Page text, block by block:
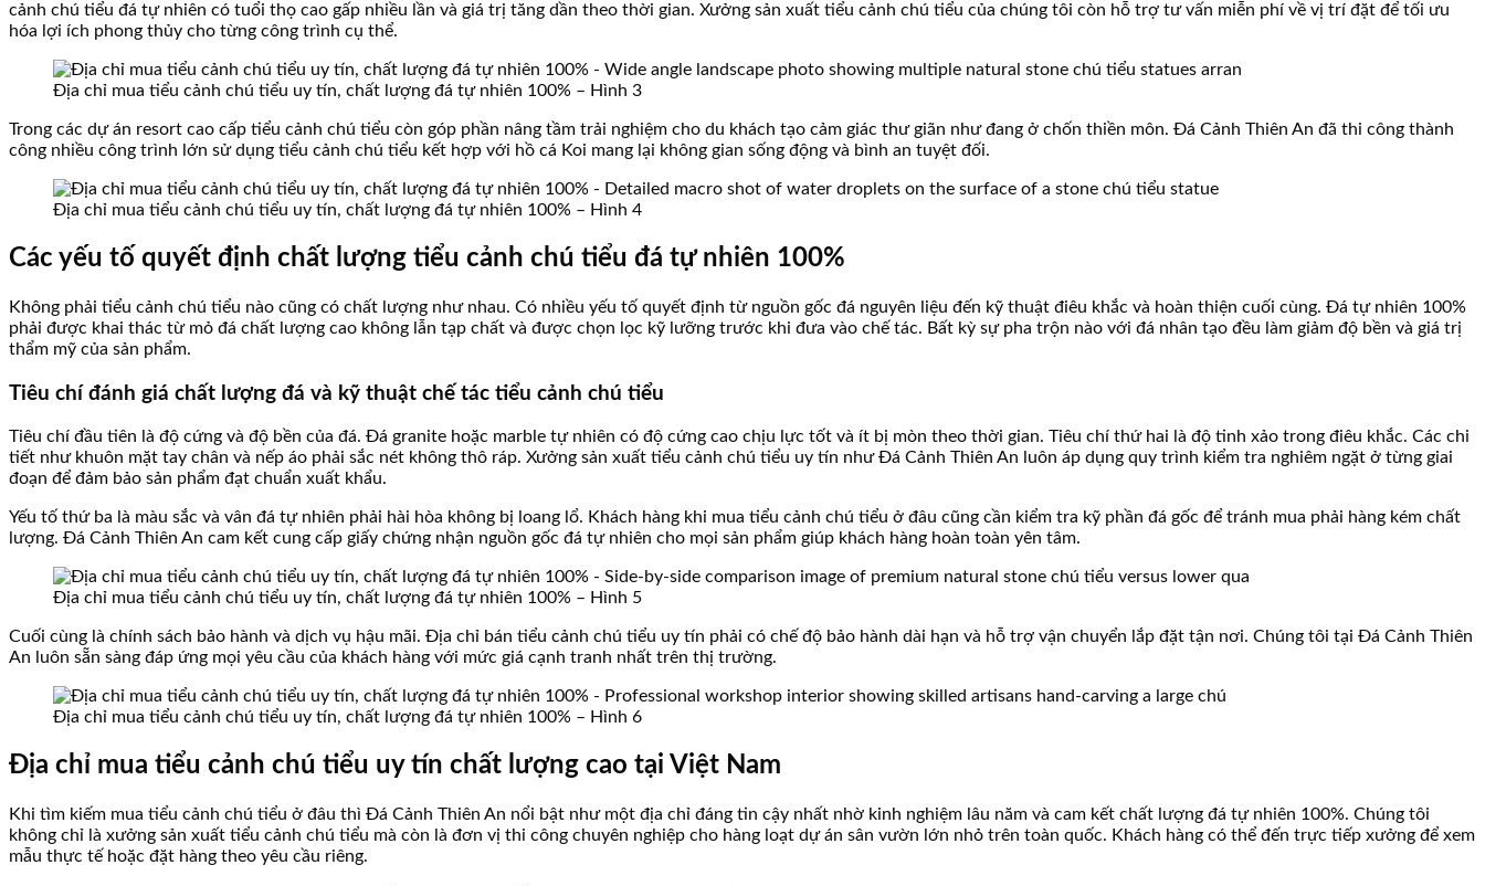
cảnh chú tiểu đá tự nhiên có tuổi thọ cao gấp nhiều lần và giá trị tăng dần theo thời gian. Xưởng sản xuất tiểu cảnh chú tiểu của chúng tôi còn hỗ trợ tư vấn miễn phí về vị trí đặt để tối ưu
hóa lợi ích phong thủy cho từng công trình cụ thể.
Địa chỉ mua tiểu cảnh chú tiểu uy tín, chất lượng đá tự nhiên 100% – Hình 3
Trong các dự án resort cao cấp tiểu cảnh chú tiểu còn góp phần nâng tầm trải nghiệm cho du khách tạo cảm giác thư giãn như đang ở chốn thiền môn. Đá Cảnh Thiên An đã thi công thành
công nhiều công trình lớn sử dụng tiểu cảnh chú tiểu kết hợp với hồ cá Koi mang lại không gian sống động và bình an tuyệt đối.
Địa chỉ mua tiểu cảnh chú tiểu uy tín, chất lượng đá tự nhiên 100% – Hình 4
Các yếu tố quyết định chất lượng tiểu cảnh chú tiểu đá tự nhiên 100%
Không phải tiểu cảnh chú tiểu nào cũng có chất lượng như nhau. Có nhiều yếu tố quyết định từ nguồn gốc đá nguyên liệu đến kỹ thuật điêu khắc và hoàn thiện cuối cùng. Đá tự nhiên 100%
phải được khai thác từ mỏ đá chất lượng cao không lẫn tạp chất và được chọn lọc kỹ lưỡng trước khi đưa vào chế tác. Bất kỳ sự pha trộn nào với đá nhân tạo đều làm giảm độ bền và giá trị
thẩm mỹ của sản phẩm.
Tiêu chí đánh giá chất lượng đá và kỹ thuật chế tác tiểu cảnh chú tiểu
Tiêu chí đầu tiên là độ cứng và độ bền của đá. Đá granite hoặc marble tự nhiên có độ cứng cao chịu lực tốt và ít bị mòn theo thời gian. Tiêu chí thứ hai là độ tinh xảo trong điêu khắc. Các chi
tiết như khuôn mặt tay chân và nếp áo phải sắc nét không thô ráp. Xưởng sản xuất tiểu cảnh chú tiểu uy tín như Đá Cảnh Thiên An luôn áp dụng quy trình kiểm tra nghiêm ngặt ở từng giai
đoạn để đảm bảo sản phẩm đạt chuẩn xuất khẩu.
Yếu tố thứ ba là màu sắc và vân đá tự nhiên phải hài hòa không bị loang lổ. Khách hàng khi mua tiểu cảnh chú tiểu ở đâu cũng cần kiểm tra kỹ phần đá gốc để tránh mua phải hàng kém chất
lượng. Đá Cảnh Thiên An cam kết cung cấp giấy chứng nhận nguồn gốc đá tự nhiên cho mọi sản phẩm giúp khách hàng hoàn toàn yên tâm.
Địa chỉ mua tiểu cảnh chú tiểu uy tín, chất lượng đá tự nhiên 100% – Hình 5
Cuối cùng là chính sách bảo hành và dịch vụ hậu mãi. Địa chỉ bán tiểu cảnh chú tiểu uy tín phải có chế độ bảo hành dài hạn và hỗ trợ vận chuyển lắp đặt tận nơi. Chúng tôi tại Đá Cảnh Thiên
An luôn sẵn sàng đáp ứng mọi yêu cầu của khách hàng với mức giá cạnh tranh nhất trên thị trường.
Địa chỉ mua tiểu cảnh chú tiểu uy tín, chất lượng đá tự nhiên 100% – Hình 6
Địa chỉ mua tiểu cảnh chú tiểu uy tín chất lượng cao tại Việt Nam
Khi tìm kiếm mua tiểu cảnh chú tiểu ở đâu thì Đá Cảnh Thiên An nổi bật như một địa chỉ đáng tin cậy nhất nhờ kinh nghiệm lâu năm và cam kết chất lượng đá tự nhiên 100%. Chúng tôi
không chỉ là xưởng sản xuất tiểu cảnh chú tiểu mà còn là đơn vị thi công chuyên nghiệp cho hàng loạt dự án sân vườn lớn nhỏ trên toàn quốc. Khách hàng có thể đến trực tiếp xưởng để xem
mẫu thực tế hoặc đặt hàng theo yêu cầu riêng.